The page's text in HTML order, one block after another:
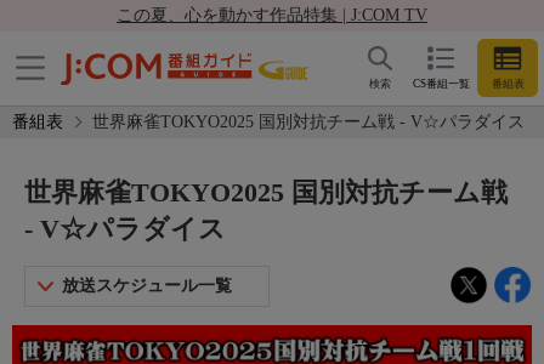
この夏、心を動かす作品特集 | J:COM TV
CS番組一覧 番組表
検索
番組表 世界麻雀TOKYO2025 国別対抗チーム戦 - V☆パラダイス
世界麻雀TOKYO2025 国別対抗チーム戦
- V☆パラダイス
放送スケジュール一覧